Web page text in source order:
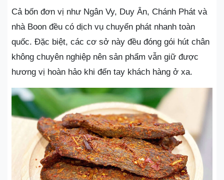
Cả bốn đơn vị như Ngân Vy, Duy Ân, Chánh Phát và
nhà Boon đều có dịch vụ chuyển phát nhanh toàn
quốc. Đặc biệt, các cơ sở này đều đóng gói hút chân
không chuyên nghiệp nên sản phẩm vẫn giữ được
hương vị hoàn hảo khi đến tay khách hàng ở xa.